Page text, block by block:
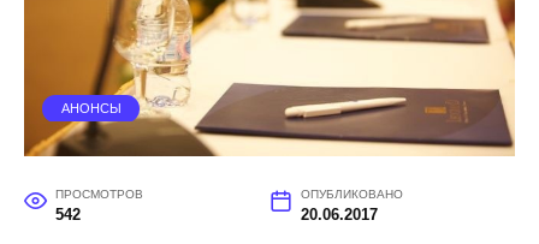
АНОНСЫ
ПРОСМОТРОВ
542
ОПУБЛИКОВАНО
20.06.2017